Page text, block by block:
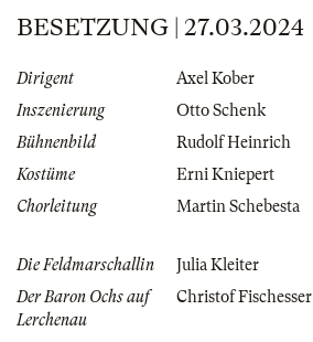
BESETZUNG | 27.03.2024
Dirigent
Axel Kober
Inszenierung
Otto Schenk
Bühnenbild
Rudolf Heinrich
Kostüme
Erni Kniepert
Chorleitung
Martin Schebesta
Die Feldmarschallin
Julia Kleiter
Der Baron Ochs auf
Lerchenau
Christof Fischesser